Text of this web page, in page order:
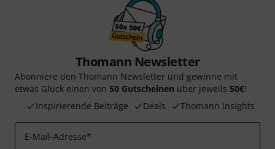
Thomann Newsletter
Abonniere den Thomann Newsletter und gewinne mit
etwas Glück einen von 50 Gutscheinen über jeweils 50€!
Inspirierende Beiträge
Deals Thomann Insights
E-Mail-Adresse*